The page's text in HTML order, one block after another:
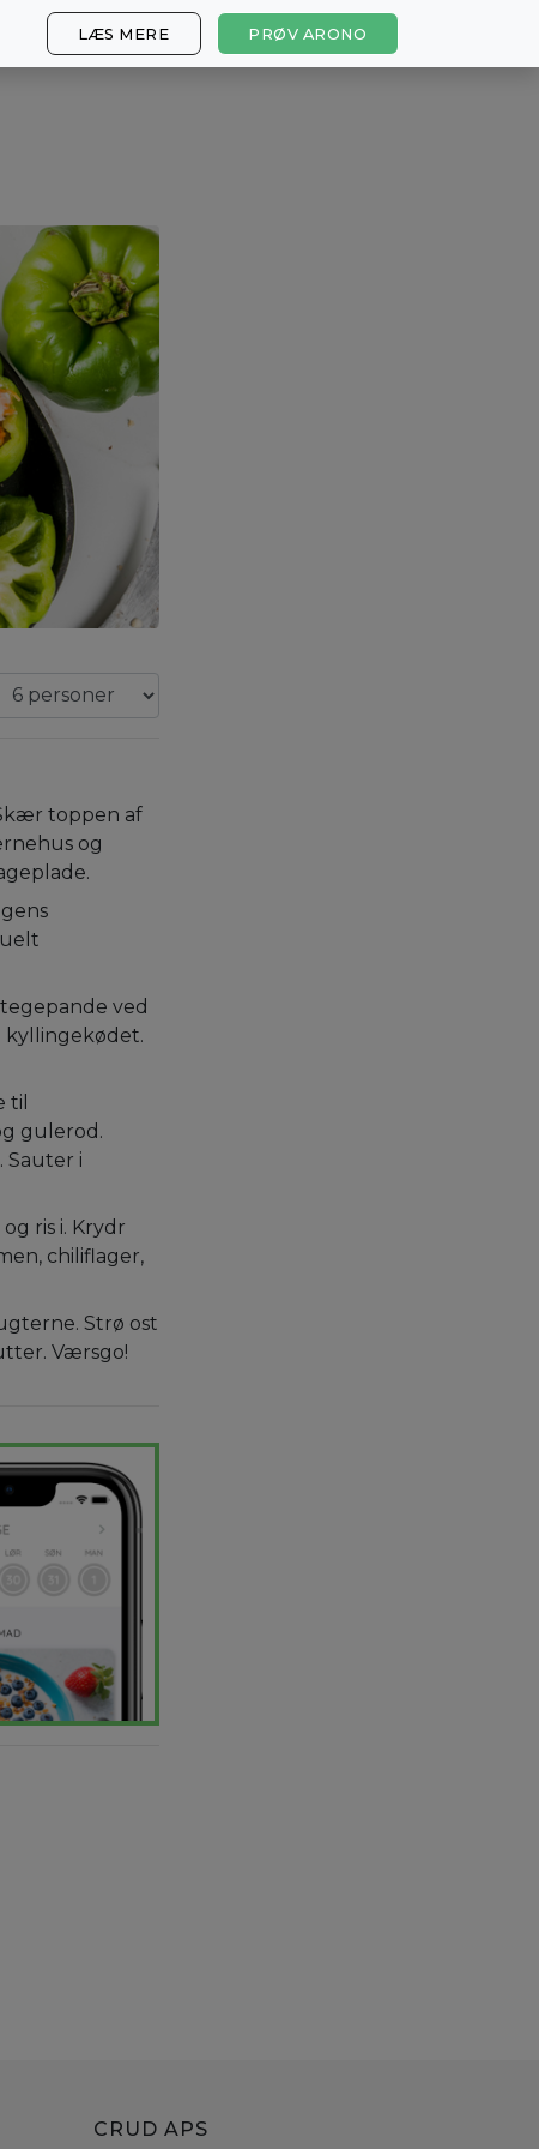
LÆS MERE PRØV ARONO
toppen af
og
ved
kyllingekødet.
til
gulerod.
Sauter i
ris i. Krydr
chiliflager,
Strø ost
Værsgo!
CRUD APS